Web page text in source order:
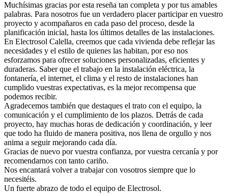
Muchísimas gracias por esta reseña tan completa y por tus amables
palabras. Para nosotros fue un verdadero placer participar en vuestro
proyecto y acompañaros en cada paso del proceso, desde la
planificación inicial, hasta los últimos detalles de las instalaciones.
En Electrosol Calella, creemos que cada vivienda debe reflejar las
necesidades y el estilo de quienes las habitan, por eso nos
esforzamos para ofrecer soluciones personalizadas, eficientes y
duraderas. Saber que el trabajo en la instalación eléctrica, la
fontanería, el internet, el clima y el resto de instalaciones han
cumplido vuestras expectativas, es la mejor recompensa que
podemos recibir.
Agradecemos también que destaques el trato con el equipo, la
comunicación y el cumplimiento de los plazos. Detrás de cada
proyecto, hay muchas horas de dedicación y coordinación, y leer
que todo ha fluido de manera positiva, nos llena de orgullo y nos
anima a seguir mejorando cada día.
Gracias de nuevo por vuestra confianza, por vuestra cercanía y por
recomendarnos con tanto cariño.
Nos encantará volver a trabajar con vosotros siempre que lo
necesitéis.
Un fuerte abrazo de todo el equipo de Electrosol.